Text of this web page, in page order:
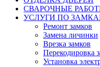
СВАРОЧНЫЕ
УСЛУГИ ПО
Ремонт замков
Замена личинки
Врезка замков
Перекодировка
Установка